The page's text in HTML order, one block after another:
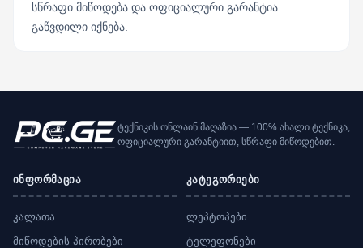
სწრაფი მიწოდება და ოფიციალური გარანტია
გაწვდილი იქნება.
ტექნიკის ონლაინ მაღაზია — 100% ახალი ტექნიკა,
ოფიციალური გარანტიით, სწრაფი მიწოდებით.
ინფორმაცია
კალათა
მიწოდების პირობები
კატეგორიები
ლეპტოპები
ტელეფონები